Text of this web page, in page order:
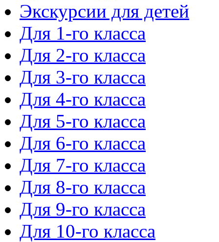
Экскурсии для детей
Для 1-го класса
Для 2-го класса
Для 3-го класса
Для 4-го класса
Для 5-го класса
Для 6-го класса
Для 7-го класса
Для 8-го класса
Для 9-го класса
Для 10-го класса